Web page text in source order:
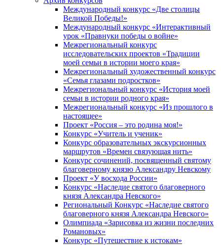
Международный конкурс «Две столицы
Великой Победы!»
Международный конкурс «Интерактивный
урок «Правнуки победы о войне»
Межрегиональный конкурс
исследовательских проектов «Традиции
моей семьи в истории моего края»
Межрегиональный художественный конкурс
«Семья глазами подростков»
Межрегиональный конкурс «История моей
семьи в истории родного края»
Межрегиональный конкурс «Из прошлого в
настоящее»
Проект «Россия – это родина моя!»
Конкурс «Учитель и ученик»
Конкурс образовательных экскурсионных
маршрутов «Времен связующая нить»
Конкурс сочинений, посвященный святому
благоверному князю Александру Невскому
Проект «У восхода России»
Конкурс «Наследие святого благоверного
князя Александра Невского»
Региональный Конкурс «Наследие святого
благоверного князя Александра Невского»
Олимпиада «Зарисовка из жизни последних
Романовых»
Конкурс «Путешествие к истокам»